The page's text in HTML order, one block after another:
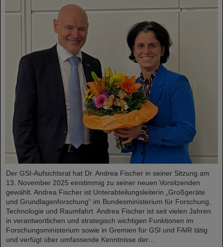
Der GSI-Aufsichtsrat hat Dr. Andrea Fischer in seiner Sitzung am
13. November 2025 einstimmig zu seiner neuen Vorsitzenden
gewählt. Andrea Fischer ist Unterabteilungsleiterin „Großgeräte
und Grundlagenforschung“ im Bundesministerium für Forschung,
Technologie und Raumfahrt. Andrea Fischer ist seit vielen Jahren
in verantwortlichen und strategisch wichtigen Funktionen im
Forschungsministerium sowie in Gremien für GSI und FAIR tätig
und verfügt über umfassende Kenntnisse der…